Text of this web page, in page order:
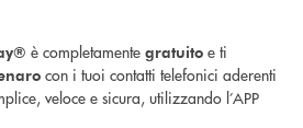
è completamente gratuito e ti
con i tuoi contatti telefonici aderenti
veloce e sicura, utilizzando l’APP